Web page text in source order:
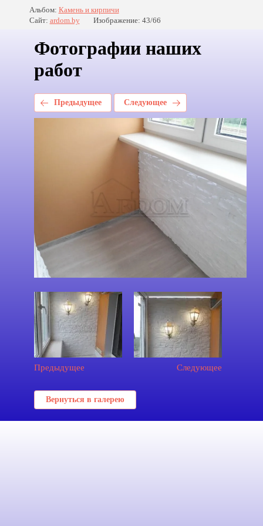
Альбом: Камень и кирпичи
Сайт: ardom.by Изображение: 43/66
Фотографии наших
работ
Предыдущее Следующее
Предыдущее Следующее
Вернуться в галерею